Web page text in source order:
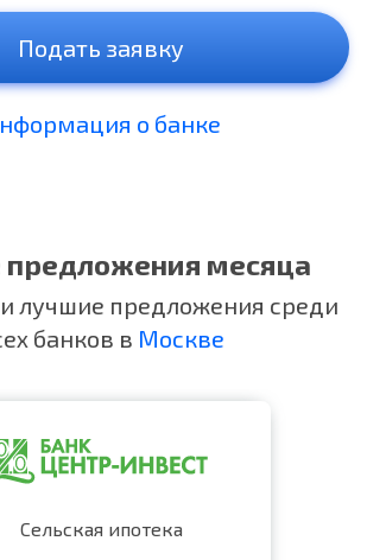
Подать заявку
о банке
месяца
лучшие предложения среди
банков в Москве
Сельская ипотека